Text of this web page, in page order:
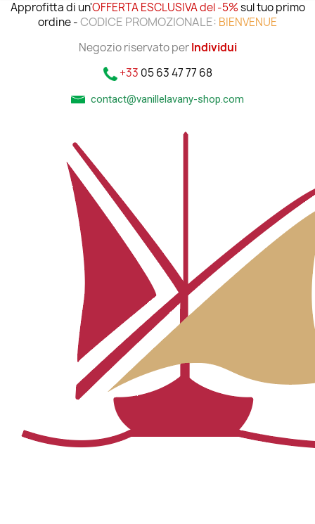
Approfitta di un'OFFERTA ESCLUSIVA del -5%sul tuo primo
ordine -CODICE PROMOZIONALE: BIENVENUE
Negozio riservato perIndividui
+33 05 63 47 77 68
contact@vanillelavany-shop.com